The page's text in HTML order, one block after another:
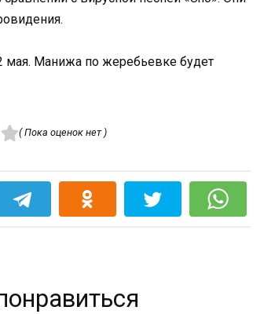
мая. Манижа по жеребьевке будет
( Пока оценок нет )